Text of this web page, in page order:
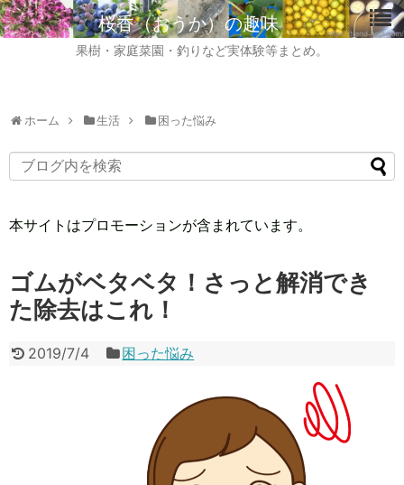
桜香（おうか）の趣味
果樹・家庭菜園・釣りなど実体験等まとめ。
ホーム 生活 困った悩み
本サイトはプロモーションが含まれています。
ゴムがベタベタ！さっと解消でき
た除去はこれ！
2019/7/4 困った悩み